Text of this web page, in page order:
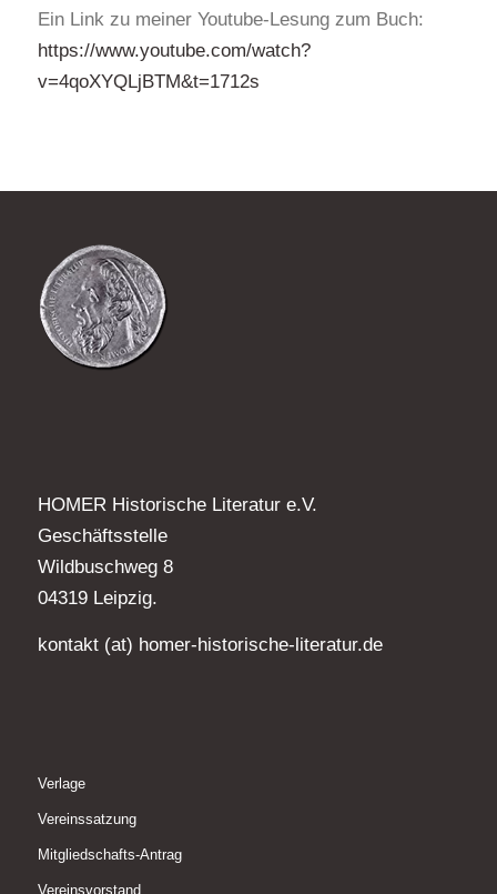
Ein Link zu meiner Youtube-Lesung zum Buch:
https://www.youtube.com/watch?
v=4qoXYQLjBTM&t=1712s
HOMER Historische Literatur e.V.
Geschäftsstelle
Wildbuschweg 8
04319 Leipzig.
kontakt (at) homer-historische-literatur.de
Verlage
Vereinssatzung
Mitgliedschafts-Antrag
Vereinsvorstand